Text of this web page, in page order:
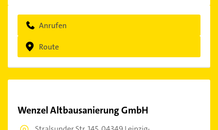
Anrufen
Route
Wenzel Altbausanierung GmbH